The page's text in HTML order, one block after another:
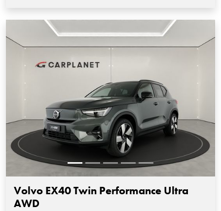
Volvo EX40 Twin Performance Ultra
AWD